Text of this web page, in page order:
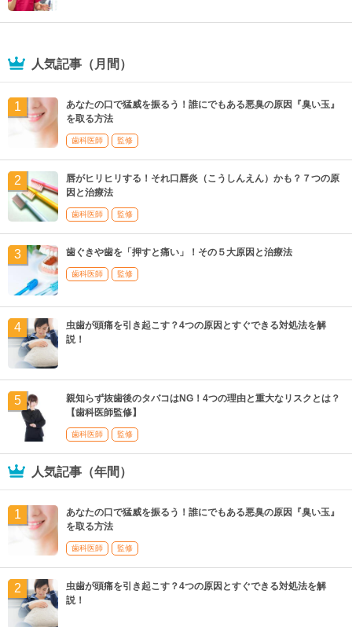
人気記事（月間）
あなたの口で猛威を振るう！誰にでもある悪臭の原因『臭い玉』
を取る方法
歯科医師 監修
唇がヒリヒリする！それ口唇炎（こうしんえん）かも？７つの原
因と治療法
歯科医師 監修
歯ぐきや歯を「押すと痛い」！その５大原因と治療法
歯科医師 監修
虫歯が頭痛を引き起こす？4つの原因とすぐできる対処法を解
説！
親知らず抜歯後のタバコはNG！4つの理由と重大なリスクとは？
【歯科医師監修】
歯科医師 監修
人気記事（年間）
あなたの口で猛威を振るう！誰にでもある悪臭の原因『臭い玉』
を取る方法
歯科医師 監修
虫歯が頭痛を引き起こす？4つの原因とすぐできる対処法を解
説！